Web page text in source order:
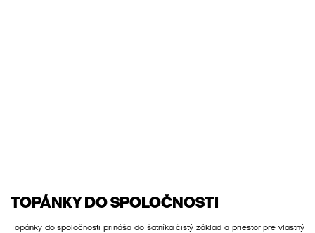
TOPÁNKY DO SPOLOČNOSTI
Topánky do spoločnosti prináša do šatníka čistý základ a priestor pre vlastný